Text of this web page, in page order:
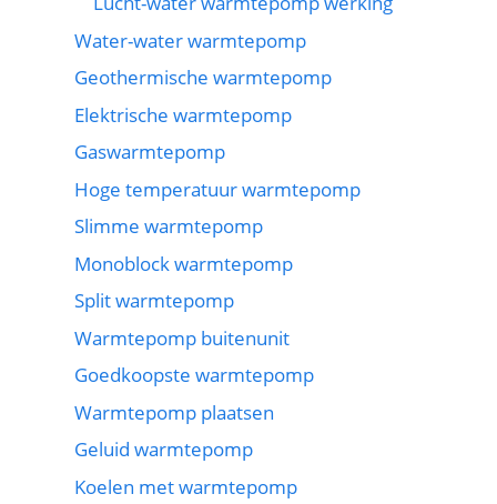
Water-water warmtepomp
Geothermische warmtepomp
Elektrische warmtepomp
Gaswarmtepomp
Hoge temperatuur warmtepomp
Slimme warmtepomp
Monoblock warmtepomp
Split warmtepomp
Warmtepomp buitenunit
Goedkoopste warmtepomp
Warmtepomp plaatsen
Geluid warmtepomp
Koelen met warmtepomp